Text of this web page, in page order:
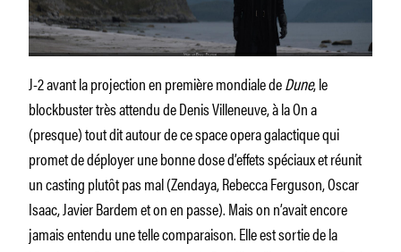
J-2 avant la projection en première mondiale deDune, le
blockbuster très attendu de Denis Villeneuve, à la On a
(presque) tout dit autour de ce space opera galactique qui
promet de déployer une bonne dose d’effets spéciaux et réunit
un casting plutôt pas mal (Zendaya, Rebecca Ferguson, Oscar
Isaac, Javier Bardem et on en passe). Mais on n’avait encore
jamais entendu une telle comparaison. Elle est sortie de la